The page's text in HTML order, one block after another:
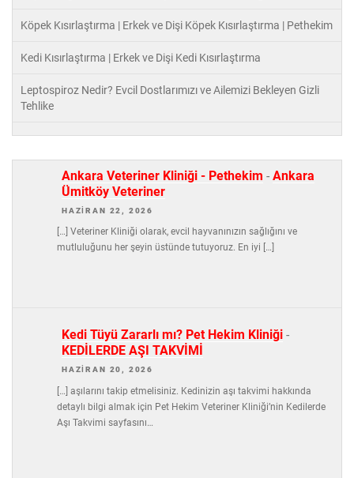
Köpek Kısırlaştırma | Erkek ve Dişi Köpek Kısırlaştırma | Pethekim
Kedi Kısırlaştırma | Erkek ve Dişi Kedi Kısırlaştırma
Leptospiroz Nedir? Evcil Dostlarımızı ve Ailemizi Bekleyen Gizli
Tehlike
Ankara Veteriner Kliniği - Pethekim - Ankara
Ümitköy Veteriner
HAZIRAN 22, 2026
[…] Veteriner Kliniği olarak, evcil hayvanınızın sağlığını ve
mutluluğunu her şeyin üstünde tutuyoruz. En iyi […]
Kedi Tüyü Zararlı mı? Pet Hekim Kliniği -
KEDİLERDE AŞI TAKVİMİ
HAZIRAN 20, 2026
[…] aşılarını takip etmelisiniz. Kedinizin aşı takvimi hakkında
detaylı bilgi almak için Pet Hekim Veteriner Kliniği’nin Kedilerde
Aşı Takvimi sayfasını…